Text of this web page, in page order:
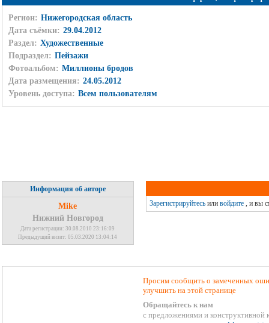
Регион: Нижегородская область
Дата съёмки: 29.04.2012
Раздел: Художественные
Подраздел: Пейзажи
Фотоальбом: Миллионы бродов
Дата размещения: 24.05.2012
Уровень доступа: Всем пользователям
Информация об авторе
Mike
Нижний Новгород
Дата регистрации: 30.08.2010 23:16:09
Предыдущий визит: 05.03.2020 13:04:14
Зарегистрируйтесьили войдите, и вы
Просим сообщить о замеченных
улучшить на этой странице
Обращайтесь к нам
с предложениями и конструктивной